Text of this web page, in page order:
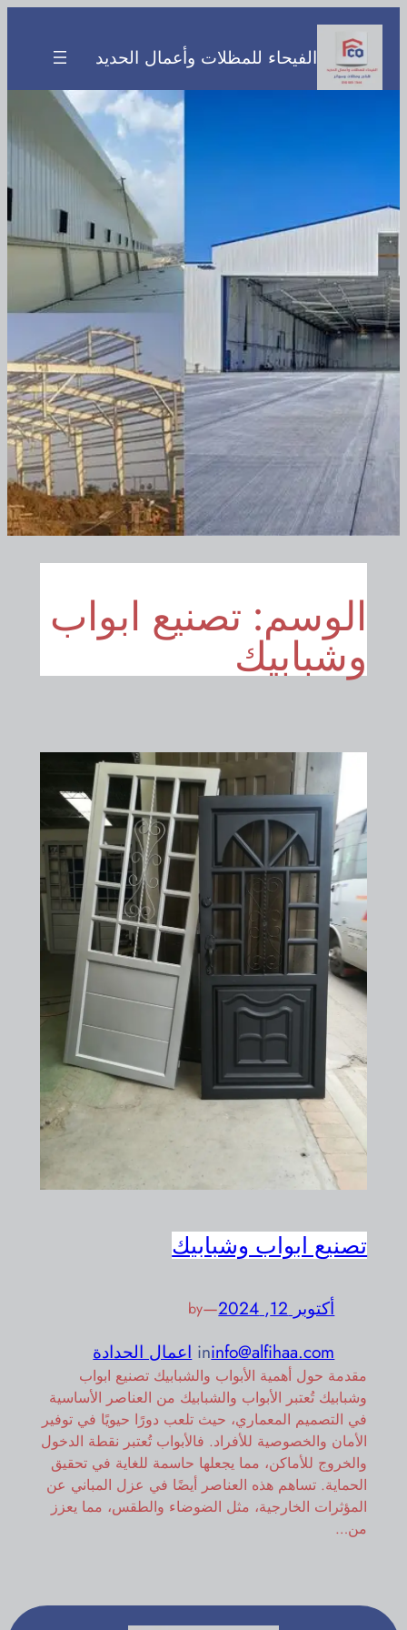
تخطى
المحتوى
الفيحاء للمظلات وأعمال الحديد
الوسم: تصنيع ابواب
وشبابيك
تصنيع ابواب وشبابيك
أكتوبر 12, 2024 —
by
info@alfihaa.com
in اعمال الحدادة
مقدمة حول أهمية الأبواب والشبابيك تصنيع ابواب
وشبابيك تُعتبر الأبواب والشبابيك من العناصر الأساسية
في التصميم المعماري، حيث تلعب دورًا حيويًا في توفير
الأمان والخصوصية للأفراد. فالأبواب تُعتبر نقطة الدخول
والخروج للأماكن، مما يجعلها حاسمة للغاية في تحقيق
الحماية. تساهم هذه العناصر أيضًا في عزل المباني عن
المؤثرات الخارجية، مثل الضوضاء والطقس، مما يعزز
من…